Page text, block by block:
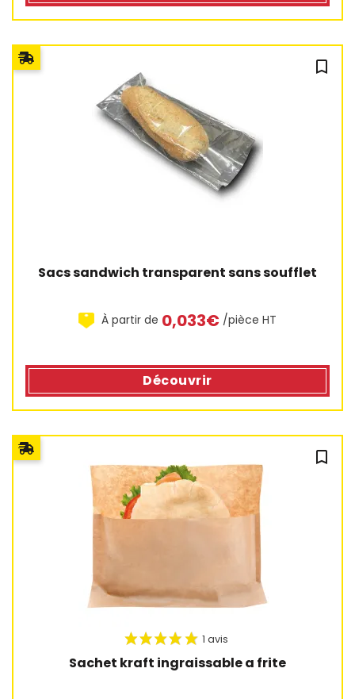
3 avis
bookmark_outline
Sacs sandwich transparent sans soufflet
À partir de 0,033€ /pièce HT
Découvrir
bookmark_outline
Sachet kraft ingraissable a frite